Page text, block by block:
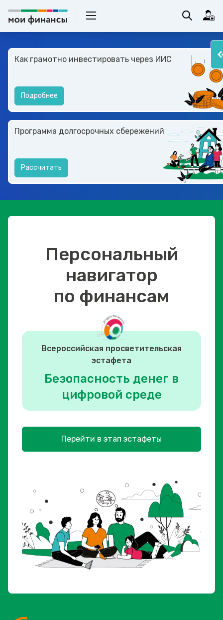
Как грамотно инвестировать через ИИС
Подробнее
Программа долгосрочных сбережений
Рассчитать
Персональный
навигатор
по финансам
Всероссийская просветительская
эстафета
Безопасность денег в
цифровой среде
Перейти в этап эстафеты